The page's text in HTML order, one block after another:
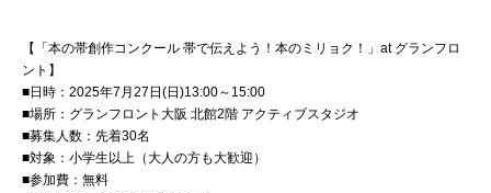
【「本の帯創作コンクール 帯で伝えよう！本のミリョク！」at グランフロ
ント】
■日時：2025年7月27日(日)13:00～15:00
■場所：グランフロント大阪 北館2階 アクティブスタジオ
■募集人数：先着30名
■対象：小学生以上（大人の方も大歓迎）
■参加費：無料